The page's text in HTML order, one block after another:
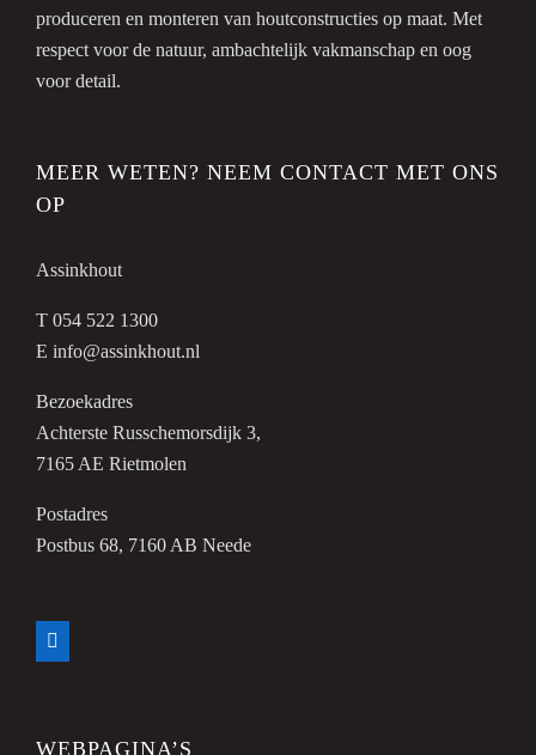
produceren en monteren van houtconstructies op maat. Met
respect voor de natuur, ambachtelijk vakmanschap en oog
voor detail.
MEER WETEN? NEEM CONTACT MET ONS
OP
Assinkhout
T 054 522 1300
E info@assinkhout.nl
Bezoekadres
Achterste Russchemorsdijk 3,
7165 AE Rietmolen
Postadres
Postbus 68, 7160 AB Neede
WEBPAGINA’S